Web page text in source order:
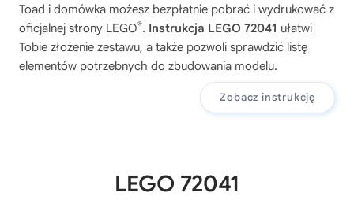
Toad i domówka możesz bezpłatnie pobrać i wydrukować z
oficjalnej strony LEGO®. Instrukcja LEGO 72041 ułatwi
Tobie złożenie zestawu, a także pozwoli sprawdzić listę
elementów potrzebnych do zbudowania modelu.
Zobacz instrukcję
LEGO 72041